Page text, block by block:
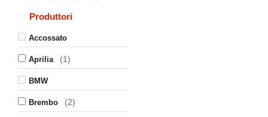
Produttori
Accossato
Aprilia (1)
BMW
Brembo (2)